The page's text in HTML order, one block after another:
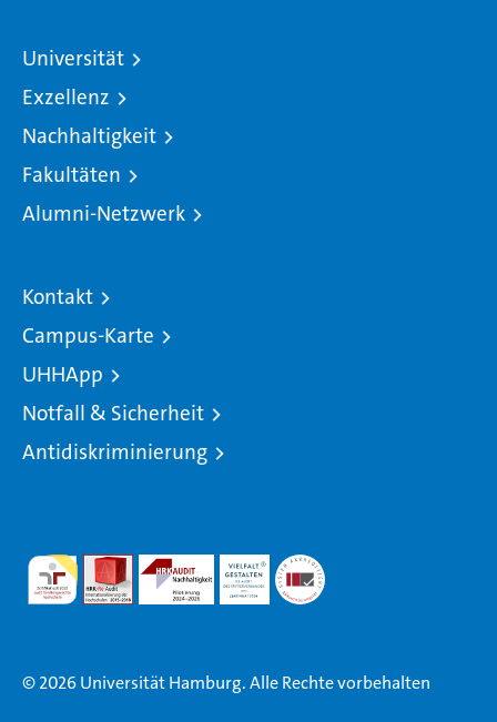
Universität
Exzellenz
Nachhaltigkeit
Fakultäten
Alumni-Netzwerk
Kontakt
Campus-Karte
UHHApp
Notfall & Sicherheit
Antidiskriminierung
© 2026 Universität Hamburg. Alle Rechte vorbehalten